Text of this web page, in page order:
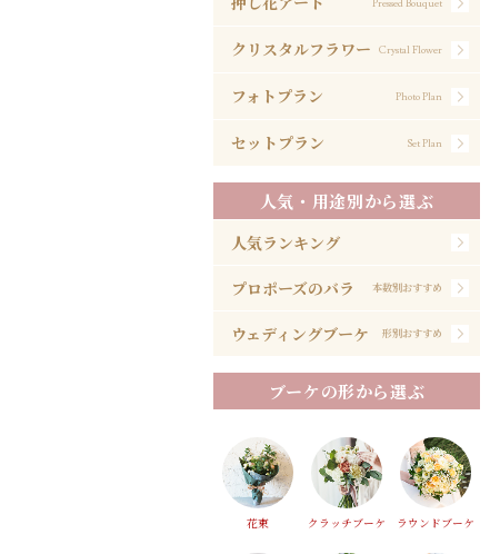
Pressed Bouquet
クリスタルフラワー Crystal Flower
フォトプラン Photo Plan
セットプラン Set Plan
人気・用途別から選ぶ
人気ランキング
プロポーズのバラ 本数別おすすめ
ウェディングブーケ 形別おすすめ
ブーケの形から選ぶ
花束 クラッチブーケ ラウンドブーケ